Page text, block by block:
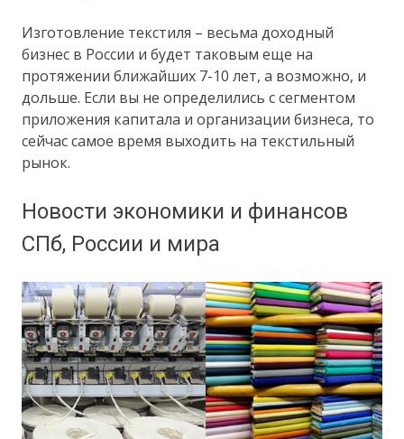
Изготовление текстиля – весьма доходный
бизнес в России и будет таковым еще на
протяжении ближайших 7-10 лет, а возможно, и
дольше. Если вы не определились с сегментом
приложения капитала и организации бизнеса, то
сейчас самое время выходить на текстильный
рынок.
Новости экономики и финансов
СПб, России и мира